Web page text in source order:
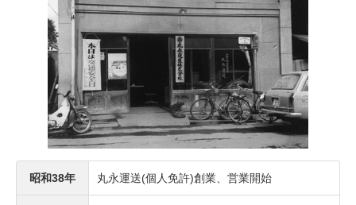
昭和38年 丸永運送(個人免許)創業、営業開始